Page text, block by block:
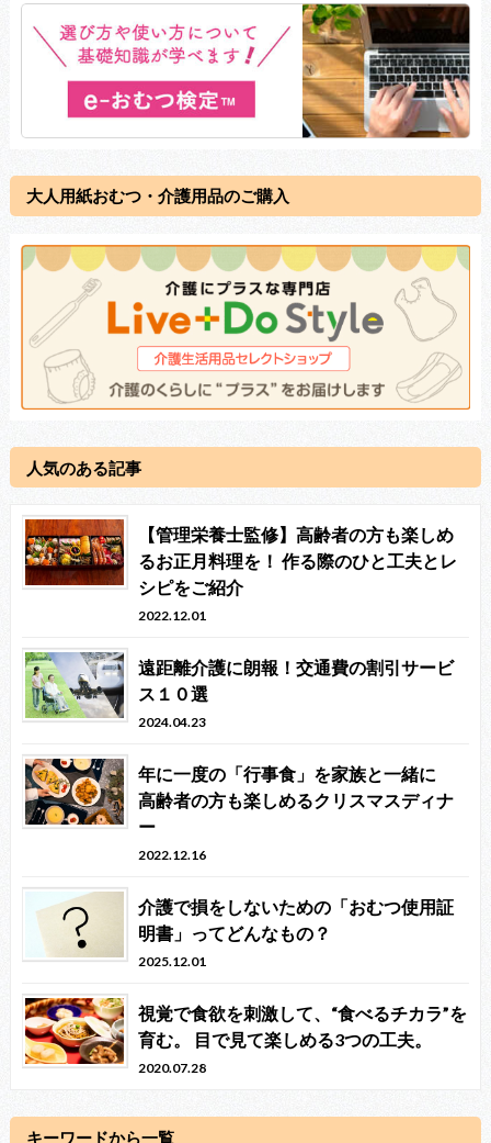
大人用紙おむつ・介護用品のご購入
人気のある記事
【管理栄養士監修】高齢者の方も楽しめ
るお正月料理を！ 作る際のひと工夫とレ
シピをご紹介
2022.12.01
遠距離介護に朗報！交通費の割引サービ
ス１０選
2024.04.23
年に一度の「行事食」を家族と一緒に
高齢者の方も楽しめるクリスマスディナ
ー
2022.12.16
介護で損をしないための「おむつ使用証
明書」ってどんなもの？
2025.12.01
視覚で食欲を刺激して、“食べるチカラ”を
育む。 目で見て楽しめる3つの工夫。
2020.07.28
キーワードから一覧